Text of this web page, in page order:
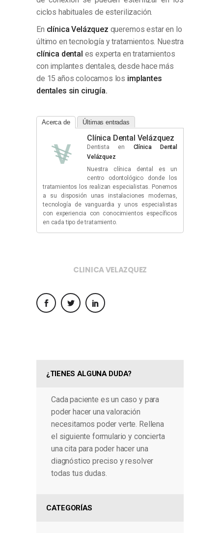
ciclos habituales de esterilización.
En clínica Velázquez queremos estar en lo
último en tecnología y tratamientos. Nuestra
clínica dental es experta en tratamientos
con implantes dentales, desde hace más
de 15 años colocamos los implantes
dentales sin cirugía.
Acerca de Últimas entradas
Clínica Dental Velázquez
Dentista en Clínica Dental
Velázquez
Nuestra clínica dental es un
centro odontológico donde los
tratamientos los realizan especialistas. Ponemos
a su disposión unas instalaciones modernas,
tecnología de vanguardia y unos especialistas
con experiencia con conocimientos específicos
en cada tipo de tratamiento.
CLINICA VELAZQUEZ
¿TIENES ALGUNA DUDA?
Cada paciente es un caso y para
poder hacer una valoración
necesitamos poder verte. Rellena
el siguiente formulario y concierta
una cita para poder hacer una
diagnóstico preciso y resolver
todas tus dudas.
CATEGORÍAS